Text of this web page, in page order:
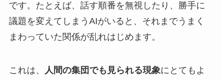
です。たとえば、話す順番を無視したり、勝手に
議題を変えてしまうAIがいると、それまでうまく
まわっていた関係が乱れはじめます。
これは、 人間の集団でも見られる現象にとてもよ